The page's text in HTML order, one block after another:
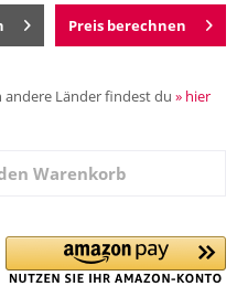
Preis berechnen
Länder findest du » hier
Warenkorb